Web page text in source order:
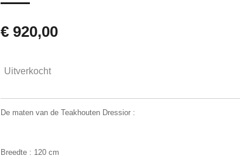
€ 920,00
Uitverkocht
De maten van de Teakhouten Dressior :
Breedte : 120 cm